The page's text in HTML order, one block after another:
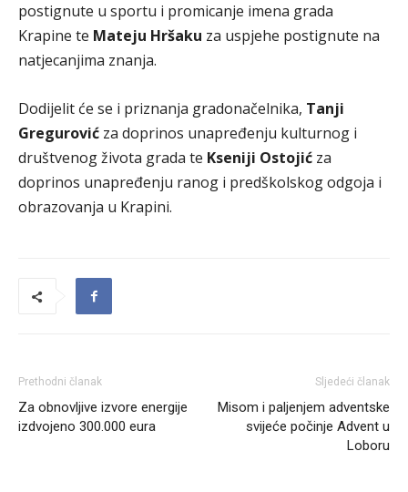
postignute u sportu i promicanje imena grada
Krapine te Mateju Hršaku za uspjehe postignute na
natjecanjima znanja.
Dodijelit će se i priznanja gradonačelnika, Tanji
Gregurović za doprinos unapređenju kulturnog i
društvenog života grada te Kseniji Ostojić za
doprinos unapređenju ranog i predškolskog odgoja i
obrazovanja u Krapini.
Prethodni članak
Za obnovljive izvore energije
izdvojeno 300.000 eura
Sljedeći članak
Misom i paljenjem adventske
svijeće počinje Advent u
Loboru